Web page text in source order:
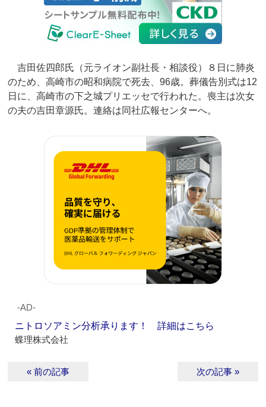
吉田佐四郎氏（元ライオン副社長・相談役）８日に肺炎
のため、高崎市の昭和病院で死去、96歳。葬儀告別式は12
日に、高崎市の下之城プリエッセで行われた。喪主は次女
の夫の吉田章源氏。連絡は同社広報センターへ。
‐AD‐
ニトロソアミン分析承ります！ 詳細はこちら
蝶理株式会社
« 前の記事 次の記事 »